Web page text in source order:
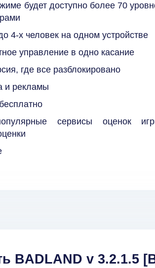
будет доступно более 70
4-х человек на одном устройстве
управление в одно касание
где все разблокировано
и рекламы
сервисы оценок
BADLAND v 3.2.1.5